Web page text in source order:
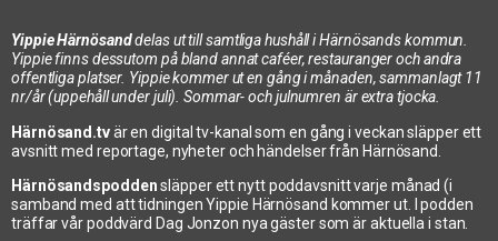
Yippie Härnösanddelas ut till samtliga hushåll i Härnösands kommun.
Yippie finns dessutom på bland annat caféer, restauranger och andra
offentliga platser. Yippie kommer ut en gång i månaden, sammanlagt 11
nr/år (uppehåll under juli). Sommar- och julnumren är extra tjocka.
Härnösand.tvär en digital tv-kanal som en gång i veckan släpper ett
avsnitt med reportage, nyheter och händelser från Härnösand.
Härnösandspoddensläpper ett nytt poddavsnitt varje månad (i
samband med att tidningen Yippie Härnösand kommer ut. I podden
träffar vår poddvärd Dag Jonzon nya gäster som är aktuella i stan.